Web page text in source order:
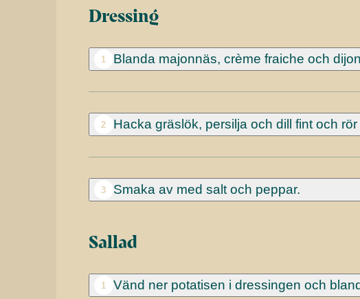
Dressing
1 Blanda majonnäs, crème fraiche och
2 Hacka gräslök, persilja och dill fint och
3 Smaka av med salt och peppar.
Sallad
1 Vänd ner potatisen i dressingen och